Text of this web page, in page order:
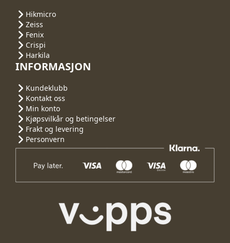
Hikmicro
Zeiss
Fenix
Crispi
Harkila
INFORMASJON
Kundeklubb
Kontakt oss
Min konto
Kjøpsvilkår og betingelser
Frakt og levering
Personvern